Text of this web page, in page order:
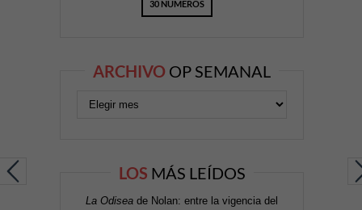
30 NÚMEROS
ARCHIVO OP SEMANAL
LOS MÁS LEÍDOS
La Odisea de Nolan: entre la vigencia del